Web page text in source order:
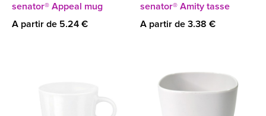
senator® Appeal mug
A partir de 5.24 €
senator® Amity tasse
A partir de 3.38 €